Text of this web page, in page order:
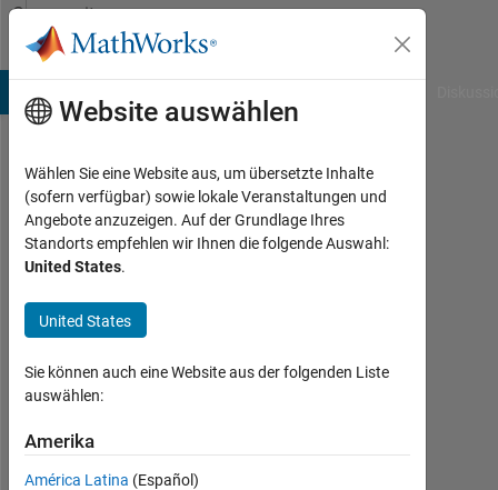
Weiter zum Inhalt
Community
Profile
AR
Ahmed
0
Following:
Follow
Website auswählen
Wählen Sie eine Website aus, um übersetzte Inhalte
(sofern verfügbar) sowie lokale Veranstaltungen und
Angebote anzuzeigen. Auf der Grundlage Ihres
Standorts empfehlen wir Ihnen die folgende Auswahl:
United States.
United States
Sie können auch eine Website aus der folgenden Liste
auswählen:
Amerika
América Latina (Español)